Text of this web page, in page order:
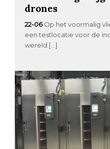
drones
22-06 Op het voormalig
een testlocatie voor de
wereld […]